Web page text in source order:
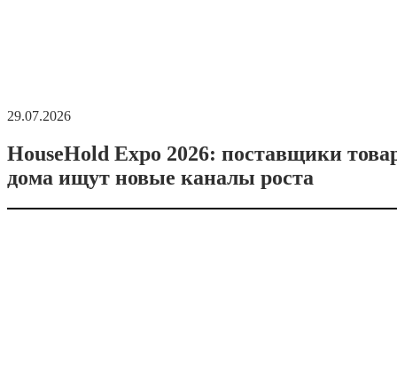
29.07.2026
HouseHold Expo 2026: поставщики
дома ищут новые каналы роста